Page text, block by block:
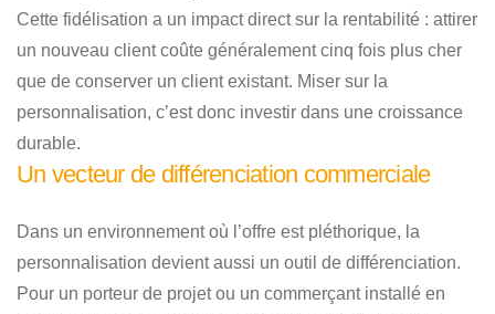
Cette fidélisation a un impact direct sur la rentabilité : attirer
un nouveau client coûte généralement cinq fois plus cher
que de conserver un client existant. Miser sur la
personnalisation, c’est donc investir dans une croissance
durable.
Un vecteur de différenciation commerciale
Dans un environnement où l’offre est pléthorique, la
personnalisation devient aussi un outil de différenciation.
Pour un porteur de projet ou un commerçant installé en